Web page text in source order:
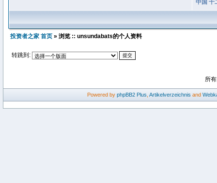
中国 十
投资者之家 首页 » 浏览 :: unsundabats的个人资料
转跳到:
所
Powered by phpBB2 Plus Artikelverzeichnis and